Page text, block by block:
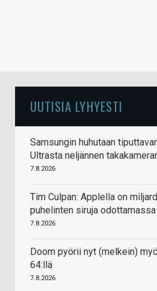
UUTISIA LYHYESTI
Samsungin huhutaan
Ultrasta neljännen
7.8.2026
Tim Culpan: Applella on
puhelinten siruja
7.8.2026
Doom pyörii nyt (melkein)
64:llä
7.8.2026